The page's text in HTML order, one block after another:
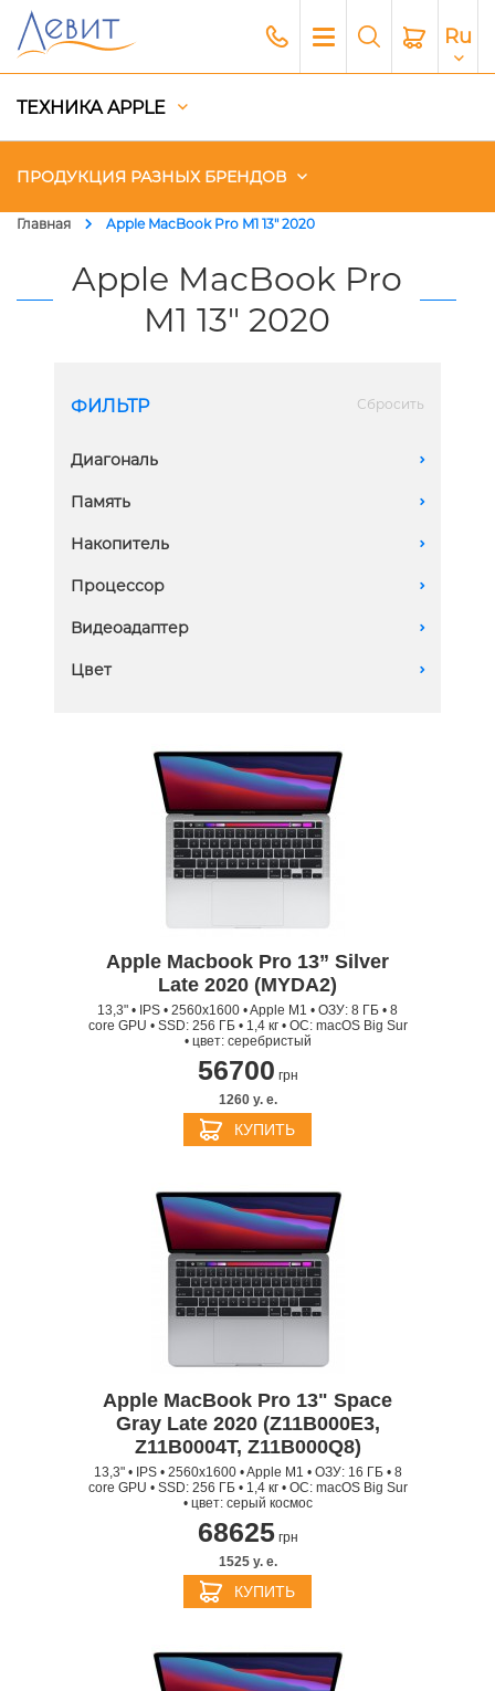
Ru
ТЕХНИКА APPLE
ПРОДУКЦИЯ РАЗНЫХ БРЕНДОВ
Главная Apple MacBook Pro M1 13" 2020
Apple MacBook Pro
M1 13" 2020
ФИЛЬТР Сбросить
Диагональ A
13 дюймов
Память A
16 GB
Накопитель A
1Tb SSD
2TB SSD
Процессор A
Apple M1
Видеоадаптер A
Apple M1 8 Core GPU
Цвет A
Apple Macbook Pro 13” Silver
Late 2020 (MYDA2)
13,3" • IPS • 2560x1600 • Apple M1 • ОЗУ: 8 ГБ • 8
core GPU • SSD: 256 ГБ • 1,4 кг • ОС: macOS Big Sur
• цвет: серебристый
56700 грн
1260 y. e.
КУПИТЬ
Apple MacBook Pro 13" Space
Gray Late 2020 (Z11B000E3,
Z11B0004T, Z11B000Q8)
13,3" • IPS • 2560x1600 • Apple M1 • ОЗУ: 16 ГБ • 8
core GPU • SSD: 256 ГБ • 1,4 кг • ОС: macOS Big Sur
• цвет: серый космос
68625грн
1525 y. e.
КУПИТЬ